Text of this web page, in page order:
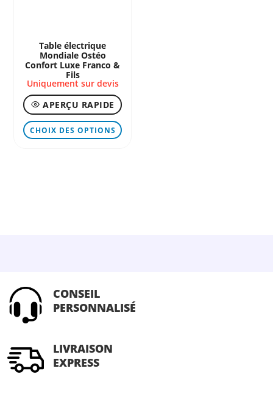
Table électrique
Mondiale Ostéo
Confort Luxe Franco &
Fils
Uniquement sur devis
APERÇU RAPIDE
CHOIX DES OPTIONS
produit
page
CONSEIL
PERSONNALISÉ
LIVRAISON
EXPRESS